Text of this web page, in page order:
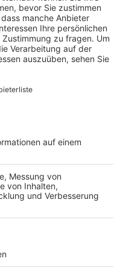
bei der filmpool
bildet den Beruf
das Unternehmen
ein. Mit der
hat die IHK das
nochmal besonders